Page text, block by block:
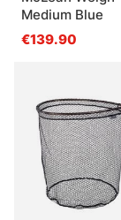
Medium Blue
€139.90